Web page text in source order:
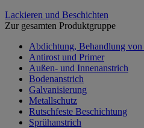
Lackieren und Beschichten
Zur gesamten Produktgruppe
Abdichtung, Behandlung von
Antirost und Primer
Außen- und Innenanstrich
Bodenanstrich
Galvanisierung
Metallschutz
Rutschfeste Beschichtung
Sprühanstrich